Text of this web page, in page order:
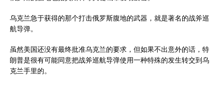
乌克兰急于获得的那个打击俄罗斯腹地的武器，就是著名的战斧巡
航导弹。
虽然美国还没有最终批准乌克兰的要求，但如果不出意外的话，特
朗普是很有可能同意把战斧巡航导弹使用一种特殊的发生转交到乌
克兰手里的。